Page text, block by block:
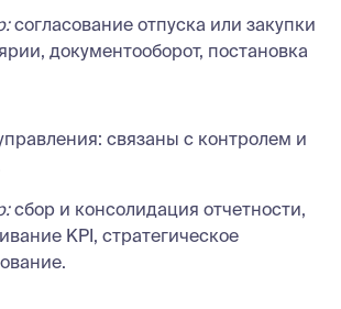
согласование отпуска или закупки
документооборот, постановка
связаны с контролем и
сбор и консолидация отчетности,
KPI, стратегическое